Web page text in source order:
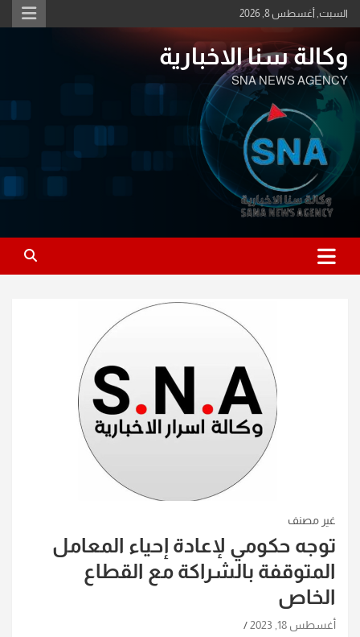
Skip
to
السبت, أغسطس 8, 2026
وكالة سنا الاخبارية
SNA NEWS AGENCY
غير مصنف
توجه حكومي لإعادة إحياء المعامل
المتوقفة بالشراكة مع القطاع
الخاص
أغسطس 18, 2023